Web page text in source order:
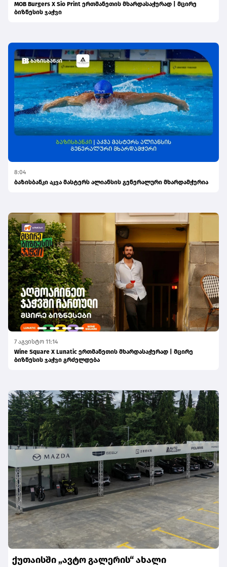
MOB Burgers X Sio Print ერთმანეთის მხარდასაჭერად | მცირე
ბიზნესის ჯაჭვი
8:04
ბაზისბანკი აკვა მასტერს ალიანსის გენერალური მხარდამჭერია
7 აგვისტო 11:14
Wine Square X Lunatic ერთმანეთის მხარდასაჭერად | მცირე
ბიზნესის ჯაჭვი გრძელდება
ქუთაისში „ავტო გალერის“ ახალი